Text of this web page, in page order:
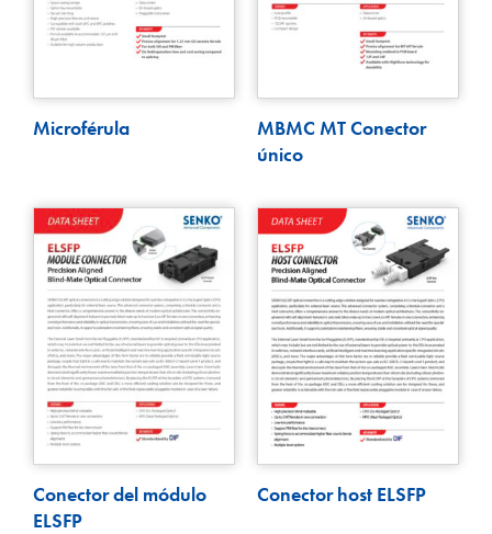
Microférula
MBMC MT Conector
único
Conector del módulo
ELSFP
Conector host ELSFP